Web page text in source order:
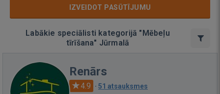
IZVEIDOT PASŪTĪJUMU
Labākie speciālisti kategorijā "Mēbeļu
tīrīšana" Jūrmalā
Renārs
4.9 · 51 atsauksmes